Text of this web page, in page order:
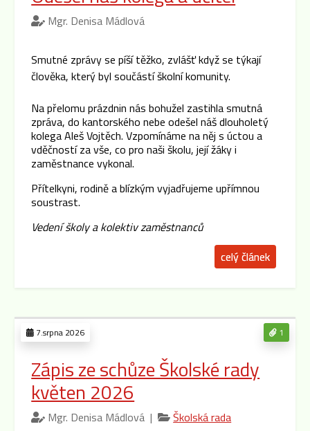
Mgr. Denisa Mádlová
Smutné zprávy se píší těžko, zvlášť když se týkají
člověka, který byl součástí školní komunity.
Na přelomu prázdnin nás bohužel zastihla smutná
zpráva, do kantorského nebe odešel náš dlouholetý
kolega Aleš Vojtěch. Vzpomínáme na něj s úctou a
vděčností za vše, co pro naši školu, její žáky i
zaměstnance vykonal.
Přítelkyni, rodině a blízkým vyjadřujeme upřímnou
soustrast.
Vedení školy a kolektiv zaměstnanců
celý článek
1
7.srpna 2026
Zápis ze schůze Školské rady
květen 2026
Mgr. Denisa Mádlová | Školská rada